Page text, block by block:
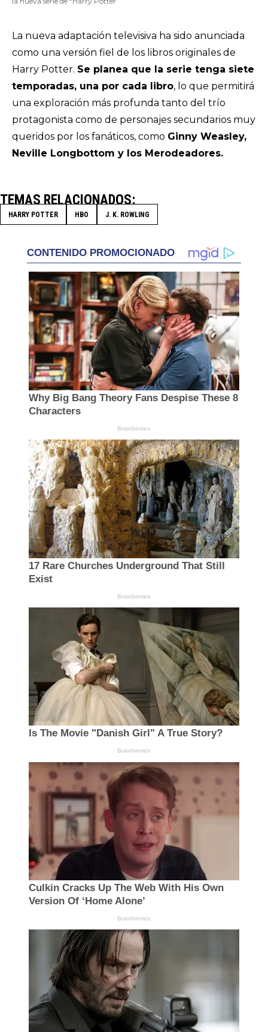
La nueva adaptación televisiva ha sido anunciada
como una versión fiel de los libros originales de
Harry Potter. Se planea que la serie tenga siete
temporadas, una por cada libro, lo que permitirá
una exploración más profunda tanto del trío
protagonista como de personajes secundarios muy
queridos por los fanáticos, como Ginny Weasley,
Neville Longbottom y los Merodeadores.
TEMAS RELACIONADOS
HARRY POTTER HBO J. K. ROWLING